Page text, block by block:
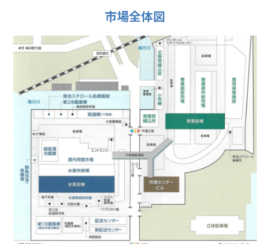
市場全体図